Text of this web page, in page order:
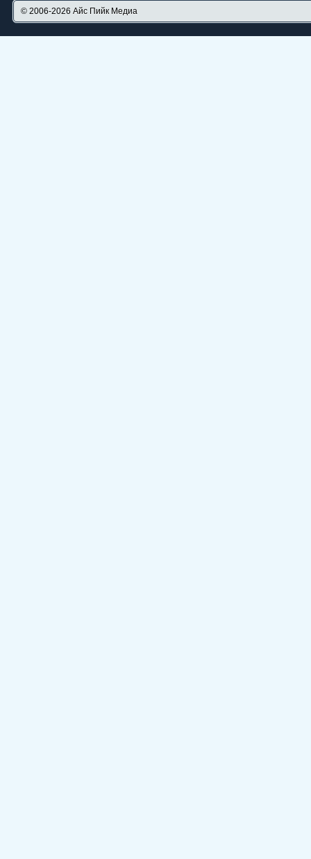
© 2006-2026 Айс Пийк Медиа